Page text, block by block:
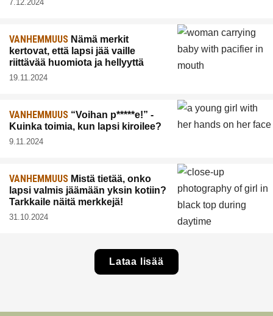
7.12.2024
VANHEMMUUS Nämä merkit
kertovat, että lapsi jää vaille
riittävää huomiota ja hellyyttä
19.11.2024
VANHEMMUUS “Voihan p*****e!” -
Kuinka toimia, kun lapsi kiroilee?
9.11.2024
VANHEMMUUS Mistä tietää, onko
lapsi valmis jäämään yksin kotiin?
Tarkkaile näitä merkkejä!
31.10.2024
Lataa lisää